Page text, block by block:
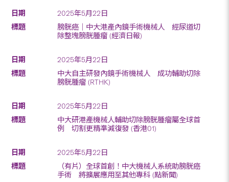
2025年5月22日
膀胱癌｜中大港產內鏡手術機械人 經尿道切
除整塊膀胱腫瘤 (經濟日報)
2025年5月22日
中大自主研發內鏡手術機械人 成功輔助切除
膀胱腫瘤 (RTHK)
2025年5月22日
中大研港產機械人輔助切除膀胱腫瘤屬全球首
例 切割更精準減復發 (香港01)
2025年5月22日
（有片）全球首創！中大機械人系統助膀胱癌
手術 將擴展應用至其他專科 (點新聞)